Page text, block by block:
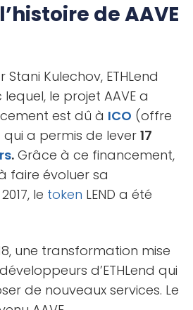
de AAVE
Stani Kulechov, ETHLend
le projet AAVE a
est dû à ICO (offre
a permis de lever 17
. Grâce à ce financement,
faire évoluer sa
le token LEND a été
une transformation mise
d’ETHLend qui
de nouveaux services. Le